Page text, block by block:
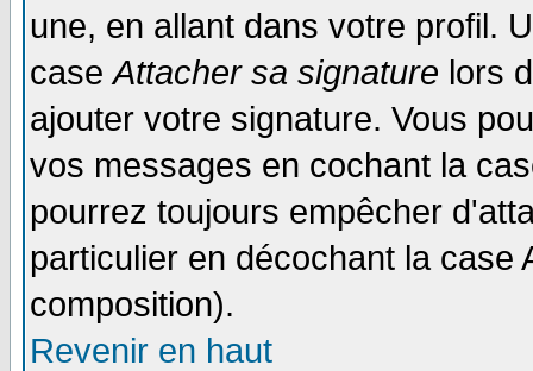
une, en allant dans votre profil.
caseAttacher sa signature lors
ajouter votre signature. Vous
vos messages en cochant la
pourrez toujours empêcher
particulier en décochant la
composition).
Revenir en haut